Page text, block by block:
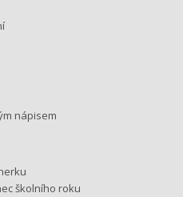
nápisem
školního roku